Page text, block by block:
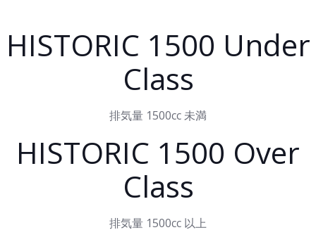
HISTORIC 1500 Under
Class
排気量 1500cc 未満
HISTORIC 1500 Over
Class
排気量 1500cc 以上